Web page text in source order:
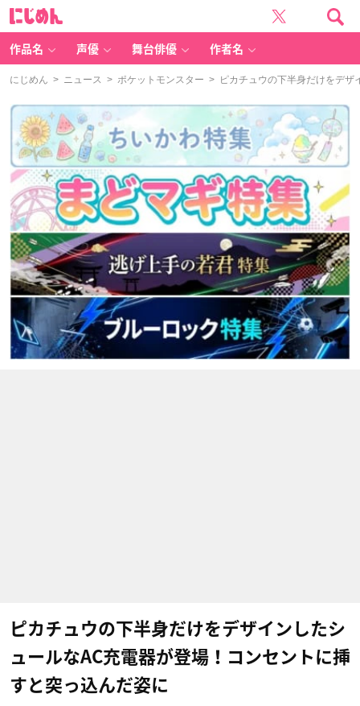
作品名 声優 舞台俳優 作者名
にじめん > ニュース > ポケットモンスター > ピカチュウの下半身だけをデザ
ピカチュウの下半身だけをデザインしたシ
ュールなAC充電器が登場！コンセントに挿
すと突っ込んだ姿に